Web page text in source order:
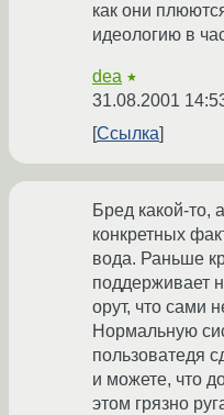
как они
идеологию в
dea ★
31.08.2001
Ссылка
Бред какой-то,
конкретных
вода. Раньше
поддерживает
орут, что сами
Нормальную
пользоватедя
и можете, что
этом грязно